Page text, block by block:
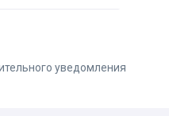
уведомления